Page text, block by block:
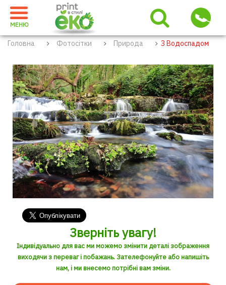
МЕНЮ
Головна Фотосітки Природа З Водоспадом
Зверніть увагу!
Індивідуально для вас ми можемо змінити деталі зображення
виходячи з переваг і побажань. Зателефонуйте або напишіть
нам, і ми внесемо потрібні вам зміни.